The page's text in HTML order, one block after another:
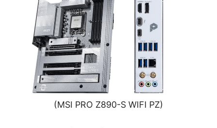
(MSI PRO Z890-S WIFI PZ)